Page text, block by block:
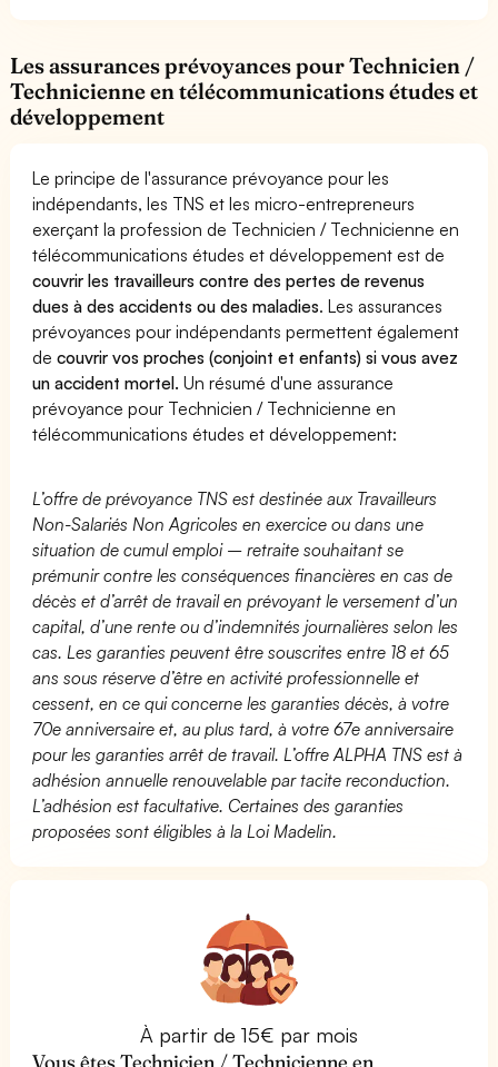
Les assurances prévoyances pour Technicien /
Technicienne en télécommunications études et
développement
Le principe de l'assurance prévoyance pour les
indépendants, les TNS et les micro-entrepreneurs
exerçant la profession de Technicien / Technicienne en
télécommunications études et développement est de
couvrir les travailleurs contre des pertes de revenus
dues à des accidents ou des maladies. Les assurances
prévoyances pour indépendants permettent également
decouvrir vos proches (conjoint et enfants) si vous avez
un accident mortel. Un résumé d'une assurance
prévoyance pour Technicien / Technicienne en
télécommunications études et développement:
L’offre de prévoyance TNS est destinée aux Travailleurs
Non-Salariés Non Agricoles en exercice ou dans une
situation de cumul emploi – retraite souhaitant se
prémunir contre les conséquences financières en cas de
décès et d’arrêt de travail en prévoyant le versement d’un
capital, d’une rente ou d’indemnités journalières selon les
cas. Les garanties peuvent être souscrites entre 18 et 65
ans sous réserve d’être en activité professionnelle et
cessent, en ce qui concerne les garanties décès, à votre
70e anniversaire et, au plus tard, à votre 67e anniversaire
pour les garanties arrêt de travail. L’offre ALPHA TNS est à
adhésion annuelle renouvelable par tacite reconduction.
L’adhésion est facultative. Certaines des garanties
proposées sont éligibles à la Loi Madelin.
À partir de 15€ par mois
Vous êtes Technicien / Technicienne en